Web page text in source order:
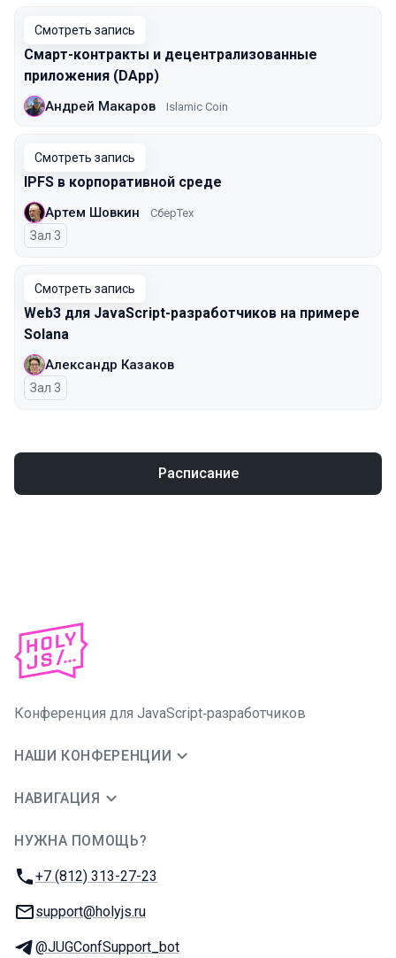
Смотреть запись
Смарт-контракты и децентрализованные
приложения (DApp)
Андрей Макаров Islamic Coin
Смотреть запись
IPFS в корпоративной среде
Артем Шовкин СберТех
Зал 3
Смотреть запись
Web3 для JavaScript-разработчиков на примере
Solana
Александр Казаков
Зал 3
Расписание
Конференция для JavaScript‑разработчиков
НАШИ КОНФЕРЕНЦИИ
НАВИГАЦИЯ
НУЖНА ПОМОЩЬ?
Телефон:
+7 (812) 313-27-23
E-mail:
support@holyjs.ru
Телеграм:
@JUGConfSupport_bot